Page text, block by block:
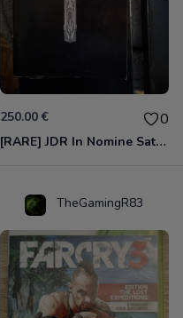
250.00 € 0
[RARE] JDR In Nomine Satanis / Magna Veritas – 1ère Édition BOÎTE (DOS BLANC, 1989) - CROC / Siroz
TheGamingR83